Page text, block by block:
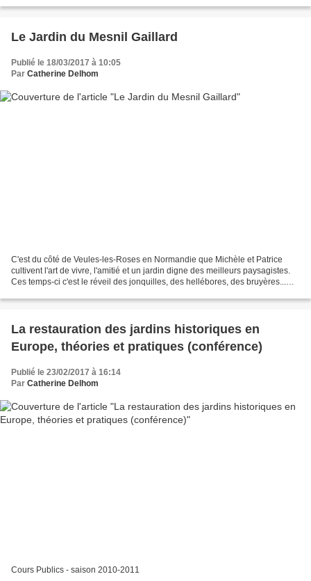
Le Jardin du Mesnil Gaillard
Publié le 18/03/2017 à 10:05
Par Catherine Delhom
C'est du côté de Veules-les-Roses en Normandie que Michèle et Patrice
cultivent l'art de vivre, l'amitié et un jardin digne des meilleurs paysagistes.
Ces temps-ci c'est le réveil des jonquilles, des hellébores, des bruyères...
La restauration des jardins historiques en
Europe, théories et pratiques (conférence)
Publié le 23/02/2017 à 16:14
Par Catherine Delhom
Cours Publics - saison 2010-2011